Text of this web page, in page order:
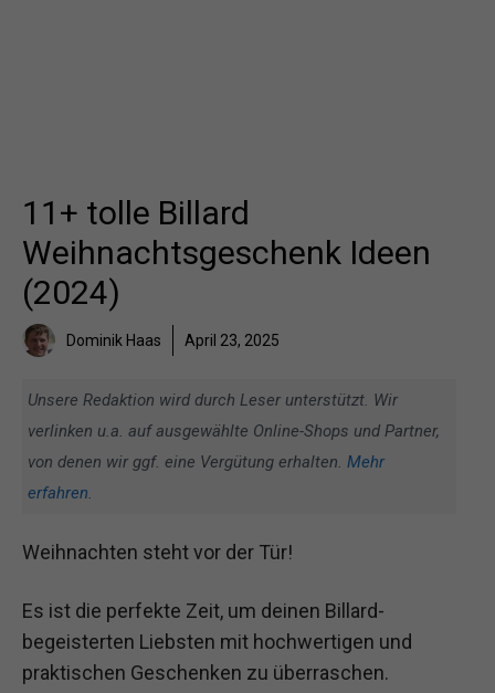
11+ tolle Billard
Weihnachtsgeschenk Ideen
(2024)
Dominik Haas April 23, 2025
Unsere Redaktion wird durch Leser unterstützt. Wir
verlinken u.a. auf ausgewählte Online-Shops und Partner,
von denen wir ggf. eine Vergütung erhalten. Mehr
erfahren.
Weihnachten steht vor der Tür!
Es ist die perfekte Zeit, um deinen Billard-
begeisterten Liebsten mit hochwertigen und
praktischen Geschenken zu überraschen.